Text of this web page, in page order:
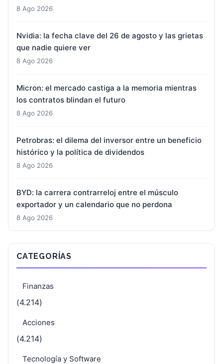
8 Ago 2026
Nvidia: la fecha clave del 26 de agosto y las grietas
que nadie quiere ver
8 Ago 2026
Micron: el mercado castiga a la memoria mientras
los contratos blindan el futuro
8 Ago 2026
Petrobras: el dilema del inversor entre un beneficio
histórico y la política de dividendos
8 Ago 2026
BYD: la carrera contrarreloj entre el músculo
exportador y un calendario que no perdona
8 Ago 2026
CATEGORÍAS
Finanzas
(4.214)
Acciones
(4.214)
Tecnología y Software